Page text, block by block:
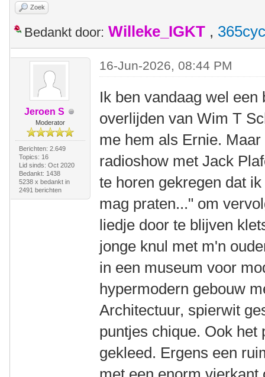
Zoek
Bedankt door: Willeke_IGKT ,
Jeroen S
Moderator
Berichten: 2.649
Topics: 16
Lid sinds: Oct 2020
Bedankt: 1438
5238 x bedankt in
2491 berichten
16-Jun-2026, 08:44 PM
Ik ben vandaag wel
overlijden van Wim T
me hem als Ernie.
radioshow met Jack
te horen gekregen dat
mag praten..." om
liedje door te blijven
jonge knul met m'n
in een museum voor
hypermodern gebouw
Architectuur, spierwit
puntjes chique. Ook het
gekleed. Ergens een